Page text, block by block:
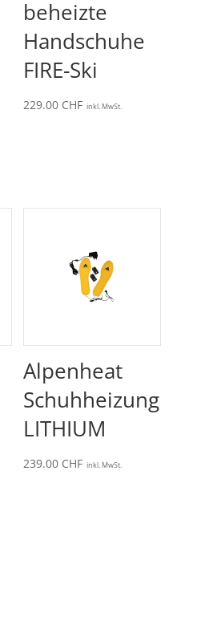
beheizte
Handschuhe
FIRE-Ski
229.00 CHF inkl. MwSt.
Alpenheat
Schuhheizung
LITHIUM
239.00 CHF inkl. MwSt.